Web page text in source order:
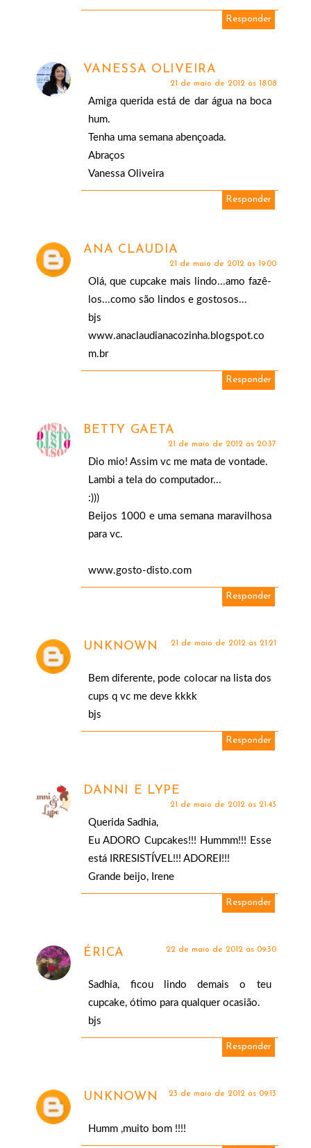
Responder
VANESSA OLIVEIRA
21 de maio de 2012 às 18:08
Amiga querida está de dar água na boca
hum.
Tenha uma semana abençoada.
Abraços
Vanessa Oliveira
Responder
ANA CLAUDIA
21 de maio de 2012 às 19:00
Olá, que cupcake mais lindo...amo fazê-
los...como são lindos e gostosos...
bjs
www.anaclaudianacozinha.blogspot.co
m.br
Responder
BETTY GAETA
21 de maio de 2012 às 20:37
Dio mio! Assim vc me mata de vontade.
Lambi a tela do computador...
:)))
Beijos 1000 e uma semana maravilhosa
para vc.
www.gosto-disto.com
Responder
UNKNOWN 21 de maio de 2012 às 21:21
Bem diferente, pode colocar na lista dos
cups q vc me deve kkkk
bjs
Responder
DANNI E LYPE
21 de maio de 2012 às 21:43
Querida Sadhia,
Eu ADORO Cupcakes!!! Hummm!!! Esse
está IRRESISTÍVEL!!! ADOREI!!!
Grande beijo, Irene
Responder
ÉRICA 22 de maio de 2012 às 09:30
Sadhia, ficou lindo demais o teu
cupcake, ótimo para qualquer ocasião.
bjs
Responder
UNKNOWN 23 de maio de 2012 às 09:13
Humm ,muito bom !!!!